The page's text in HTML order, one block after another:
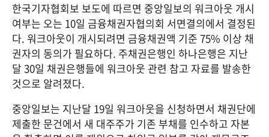
한국기자협회보 보도에 따르면 중앙일보의 워크아웃 개시
여부는 오는 10일 금융채권자협의회 서면결의에서 결정된
다. 워크아웃이 개시되려면 금융채권액 기준 75% 이상 채
권자의 동의가 필요하다. 주채권은행인 하나은행은 지난
달 30일 채권은행들에 워크아웃 관련 참고 자료를 발송한
것으로 알려졌다.
중앙일보는 지난달 19일 워크아웃을 신청하면서 채권단에
제출한 문건에서 새 대주주가 기존 부채를 인수하고 자본